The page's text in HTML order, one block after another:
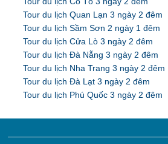
Tour du lịch Quan Lạn 3 ngày 2 đêm
Tour du lịch Sầm Sơn 2 ngày 1 đêm
Tour du lịch Cửa Lò 3 ngày 2 đêm
Tour du lịch Đà Nẵng 3 ngày 2 đêm
Tour du lịch Nha Trang 3 ngày 2 đêm
Tour du lịch Đà Lạt 3 ngày 2 đêm
Tour du lịch Phú Quốc 3 ngày 2 đêm